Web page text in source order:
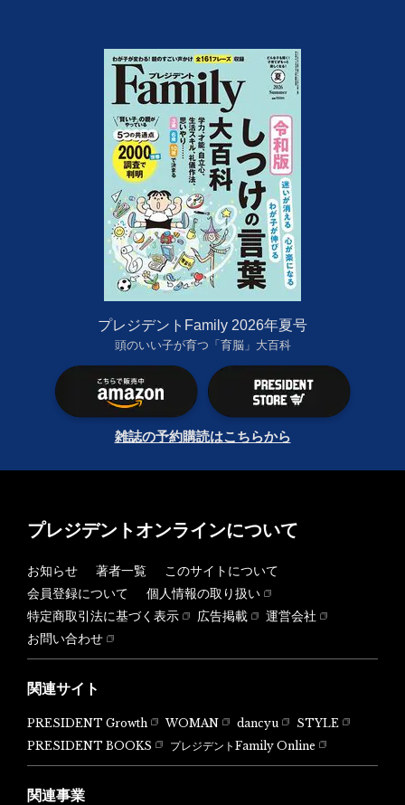
プレジデントFamily 2026年夏号
頭のいい子が育つ「育脳」大百科
雑誌の予約購読はこちらから
プレジデントオンラインについて
お知らせ 著者一覧
このサイトについて
会員登録について
個人情報の取り扱い
特定商取引法に基づく表示
広告掲載
運営会社
お問い合わせ
関連サイト
PRESIDENT Growth WOMAN dancyu
STYLE
PRESIDENT BOOKS
プレジデントFamily Online
関連事業